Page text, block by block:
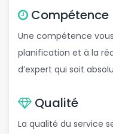
Compétence
Une compétence
planification et à la
d’expert qui soit
Qualité
La qualité du service